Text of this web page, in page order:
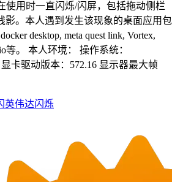
使用时一直闪烁/闪屏，包括拖动侧栏
影。本人遇到发生该现象的桌面应用包
desktop, meta quest link, Vortex,
等。 本人环境： 操作系统：
卡驱动版本：572.16 显示器最大帧
英伟达闪烁